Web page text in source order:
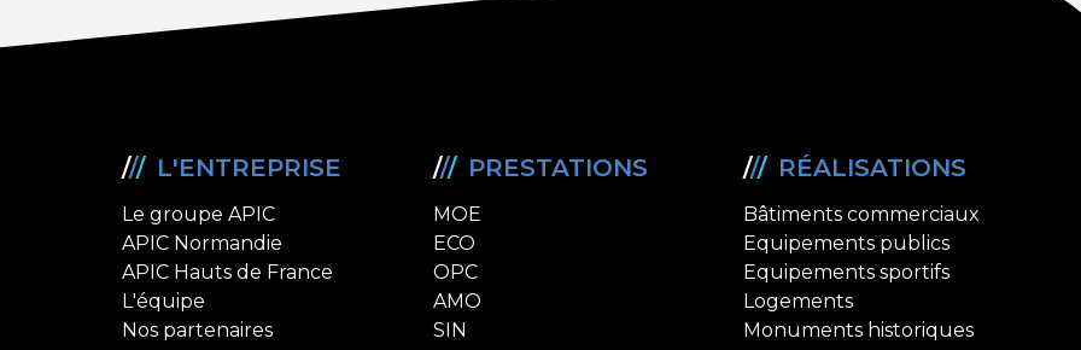
/// L'ENTREPRISE
Le groupe APIC
APIC Normandie
APIC Hauts de France
L'équipe
Nos partenaires
/// PRESTATIONS
MOE
ECO
OPC
AMO
SIN
/// RÉALISATIONS
Bâtiments commerciaux
Equipements publics
Equipements sportifs
Logements
Monuments historiques